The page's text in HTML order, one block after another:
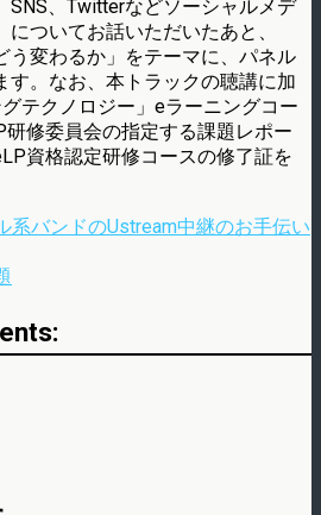
、Twitterなどソーシャルメデ
ついてお話いただいたあと、
変わるか」をテーマに、パネル
す。なお、本トラックの聴講に加
テクノロジー」eラーニングコー
修委員会の指定する課題レポー
資格認定研修コースの修了証を
系バンドのUstream中継のお手伝い